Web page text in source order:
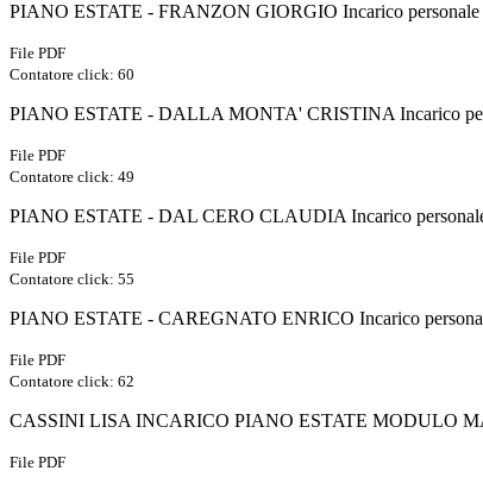
PIANO ESTATE - FRANZON GIORGIO Incarico
File PDF
Contatore click: 60
PIANO ESTATE - DALLA MONTA' CRISTINA Incarico
File PDF
Contatore click: 49
PIANO ESTATE - DAL CERO CLAUDIA Incarico
File PDF
Contatore click: 55
PIANO ESTATE - CAREGNATO ENRICO Incarico
File PDF
Contatore click: 62
CASSINI LISA INCARICO PIANO ESTATE MODULO
File PDF